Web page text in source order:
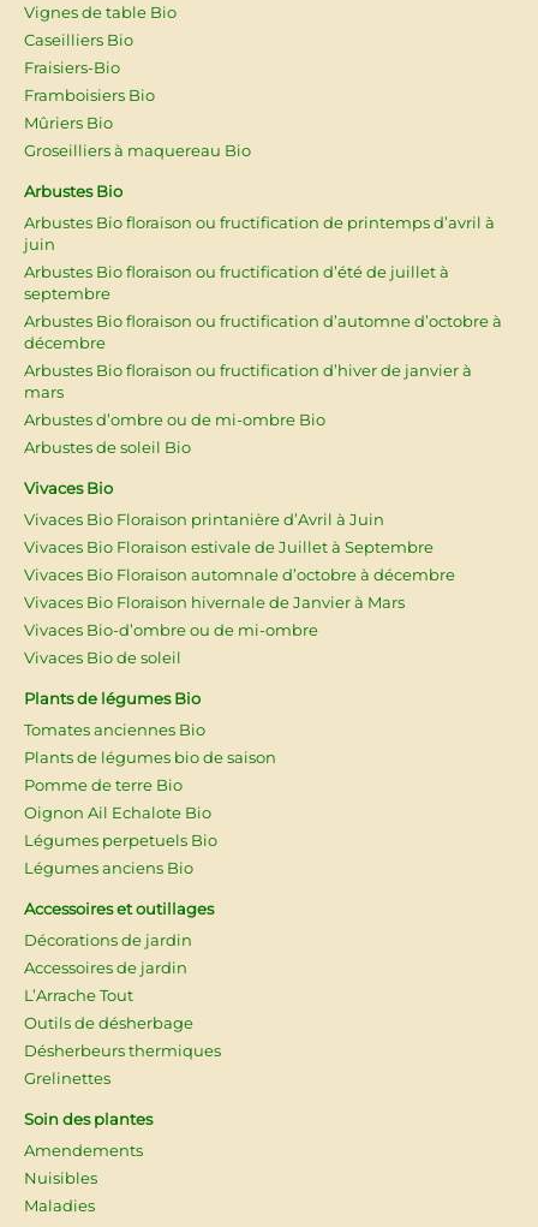
Vignes de table Bio
Caseilliers Bio
Fraisiers-Bio
Framboisiers Bio
Mûriers Bio
Groseilliers à maquereau Bio
Arbustes Bio
Arbustes Bio floraison ou fructification de printemps d’avril à
juin
Arbustes Bio floraison ou fructification d’été de juillet à
septembre
Arbustes Bio floraison ou fructification d’automne d’octobre à
décembre
Arbustes Bio floraison ou fructification d’hiver de janvier à
mars
Arbustes d’ombre ou de mi-ombre Bio
Arbustes de soleil Bio
Vivaces Bio
Vivaces Bio Floraison printanière d’Avril à Juin
Vivaces Bio Floraison estivale de Juillet à Septembre
Vivaces Bio Floraison automnale d’octobre à décembre
Vivaces Bio Floraison hivernale de Janvier à Mars
Vivaces Bio-d’ombre ou de mi-ombre
Vivaces Bio de soleil
Plants de légumes Bio
Tomates anciennes Bio
Plants de légumes bio de saison
Pomme de terre Bio
Oignon Ail Echalote Bio
Légumes perpetuels Bio
Légumes anciens Bio
Accessoires et outillages
Décorations de jardin
Accessoires de jardin
L’Arrache Tout
Outils de désherbage
Désherbeurs thermiques
Grelinettes
Soin des plantes
Amendements
Nuisibles
Maladies